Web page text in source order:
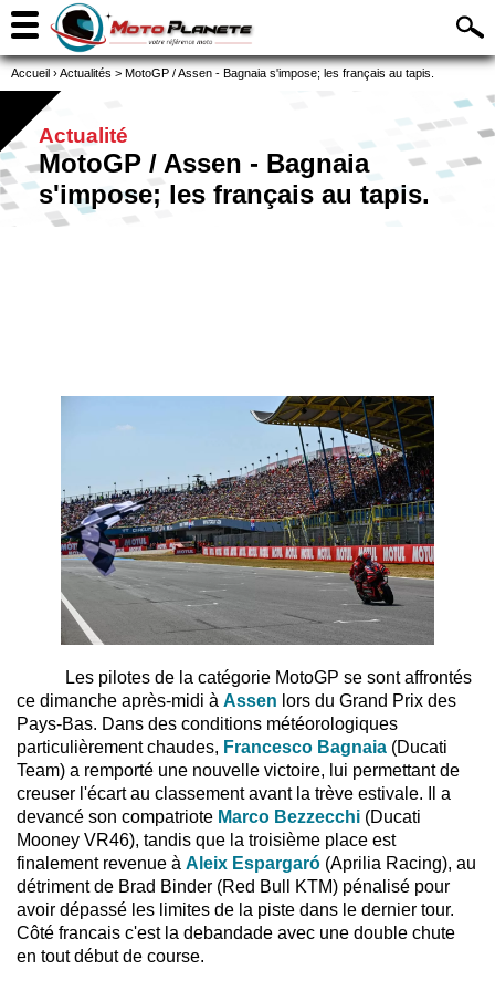
Accueil ›Actualités > MotoGP / Assen - Bagnaia s'impose; les français au tapis.
Actualité
MotoGP / Assen - Bagnaia
s'impose; les français au tapis.
Les pilotes de la catégorie MotoGP se sont affrontés
ce dimanche après-midi à Assen lors du Grand Prix des
Pays-Bas. Dans des conditions météorologiques
particulièrement chaudes, Francesco Bagnaia (Ducati
Team) a remporté une nouvelle victoire, lui permettant de
creuser l'écart au classement avant la trève estivale. Il a
devancé son compatriote Marco Bezzecchi (Ducati
Mooney VR46), tandis que la troisième place est
finalement revenue à Aleix Espargaró (Aprilia Racing), au
détriment de Brad Binder (Red Bull KTM) pénalisé pour
avoir dépassé les limites de la piste dans le dernier tour.
Côté francais c'est la debandade avec une double chute
en tout début de course.